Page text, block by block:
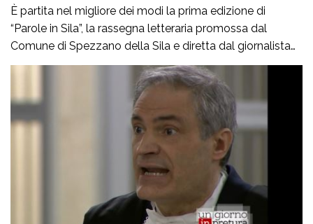
È partita nel migliore dei modi la prima edizione di
“Parole in Sila”, la rassegna letteraria promossa dal
Comune di Spezzano della Sila e diretta dal giornalista
Pasquale Motta, che fino al 19 agosto porterà a
Camigliatello Silano alcuni tra i più autorevoli
protagonisti del panorama culturale e istituzionale
italiano. Nella splendida cornice di Piazza […]